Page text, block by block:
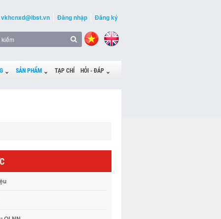
vkhcnxd@ibst.vn Đăng nhập Đăng ký
SẢN PHẨM TẠP CHÍ HỎI - ĐÁP